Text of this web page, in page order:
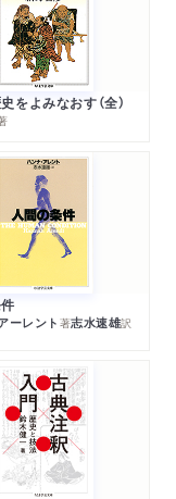
をよみなおす（全）
ーレント 著志水速雄訳